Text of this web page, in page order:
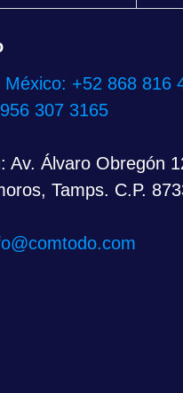
México: +52 868 816
307 3165
Av. Álvaro Obregón
Tamps. C.P.